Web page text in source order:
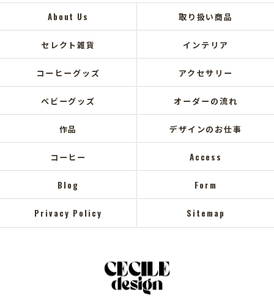
About Us 取り扱い商品
セレクト雑貨 インテリア
コーヒーグッズ アクセサリー
ベビーグッズ オーダーの流れ
作品 デザインのお仕事
コーヒー Access
Blog Form
Privacy Policy Sitemap